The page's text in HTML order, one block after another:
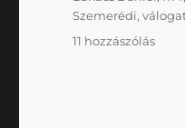
Szemerédi,
11 hozzászólás